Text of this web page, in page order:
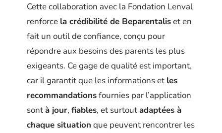
Cette collaboration avec la Fondation Lenval
renforce la crédibilité de Beparentaliset en
fait un outil de confiance, conçu pour
répondre aux besoins des parents les plus
exigeants. Ce gage de qualité est important,
car il garantit que les informations et les
recommandationsfournies par l’application
sontà jour, fiables, et surtoutadaptées à
chaque situation que peuvent rencontrer les